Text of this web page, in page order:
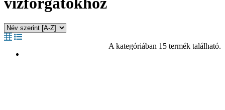
A kategóriában 15 termék található.